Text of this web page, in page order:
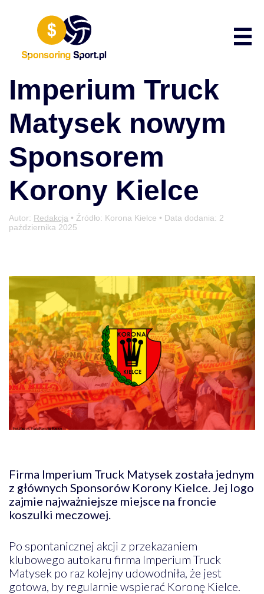
Imperium Truck
Matysek nowym
Sponsorem
Korony Kielce
Autor: Redakcja • Źródło: Korona Kielce • Data dodania: 2
października 2025
Firma Imperium Truck Matysek została jednym
z głównych Sponsorów Korony Kielce. Jej logo
zajmie najważniejsze miejsce na froncie
koszulki meczowej.
Po spontanicznej akcji z przekazaniem
klubowego autokaru firma Imperium Truck
Matysek po raz kolejny udowodniła, że jest
gotowa, by regularnie wspierać Koronę Kielce.